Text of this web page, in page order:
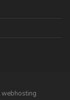
webhosting